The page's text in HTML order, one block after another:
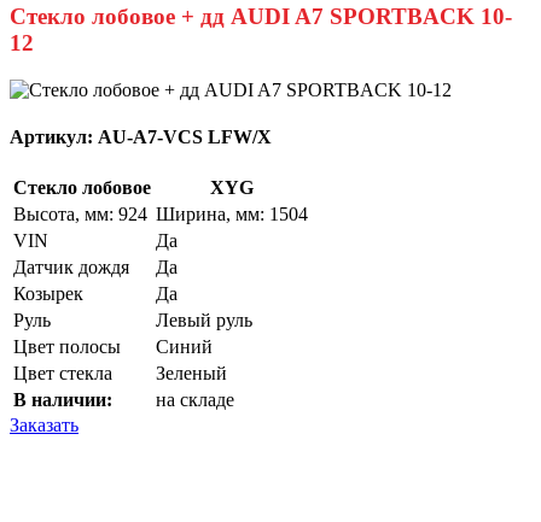
Стекло лобовое + дд AUDI A7 SPORTBACK 10-
12
Артикул: AU-A7-VCS LFW/X
Стекло лобовое
XYG
Высота, мм: 924 Ширина, мм: 1504
VIN
Да
Датчик дождя
Да
Козырек
Да
Руль
Левый руль
Цвет полосы
Синий
Цвет стекла
Зеленый
В наличии:
на складе
Заказать